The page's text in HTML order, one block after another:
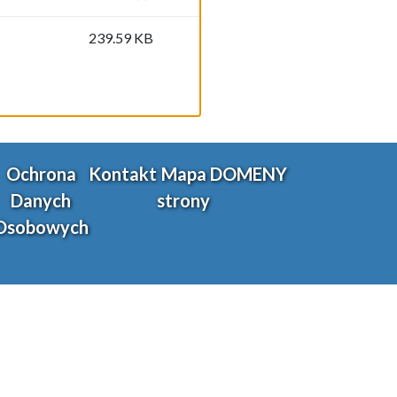
239.59 KB
Ochrona
Danych
Kontakt Mapa
strony
DOMENY